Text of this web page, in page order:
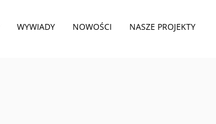
WYWIADY NOWOŚCI NASZE PROJEKTY